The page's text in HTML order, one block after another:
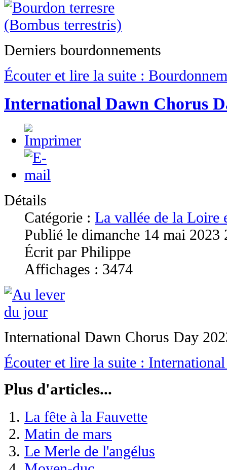
Derniers bourdonnements
Écouter et lire la suite :
International Dawn Chorus
Détails
Catégorie : La vallée de la Loire
Publié le dimanche 14 mai 2023
Écrit par Philippe
Affichages : 3474
International Dawn Chorus Day
Écouter et lire la suite :
Plus d'articles...
La fête à la Fauvette
Matin de mars
Le Merle de l'angélus